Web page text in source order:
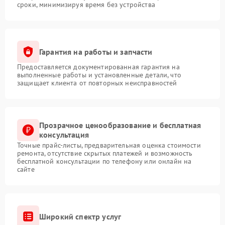
сроки, минимизируя время без устройства
Гарантия на работы и запчасти
Предоставляется документированная гарантия на
выполненные работы и установленные детали, что
защищает клиента от повторных неисправностей
Прозрачное ценообразование и бесплатная
консультация
Точные прайс-листы, предварительная оценка стоимости
ремонта, отсутствие скрытых платежей и возможность
бесплатной консультации по телефону или онлайн на
сайте
Широкий спектр услуг